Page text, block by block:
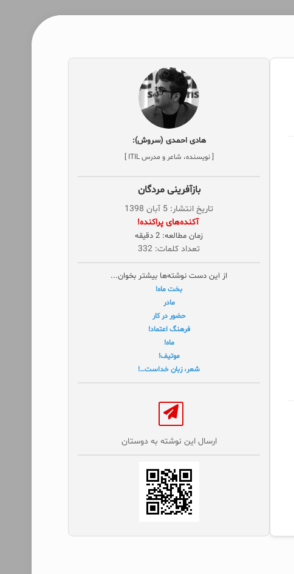
هادی احمدی (سروش):
[ نویسنده، شاعر و مدرس ITIL ]
بازآفرینی مردگان
تاریخ انتشار: 5 آبان 1398
‌ آکنده‌های پراکنده!
زمان مطالعه: 2 دقیقه
تعداد کلمات: 332
از این دست نوشته‌ها بیشتر بخوان...
بخت ماه!
مادر
حضور در کار
فرهنگ اعتماد!
ماه!
موتیف!
شعر، زبان خداست…!
ارسال این نوشته به دوستان‌